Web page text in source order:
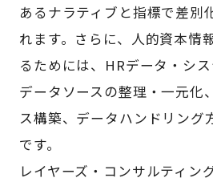
あるナラティブと指標で差別
れます。さらに、人的資本情
るためには、HRデータ・シ
データソースの整理・一元化
ス構築、データハンドリング
です。
レイヤーズ・コンサルティン